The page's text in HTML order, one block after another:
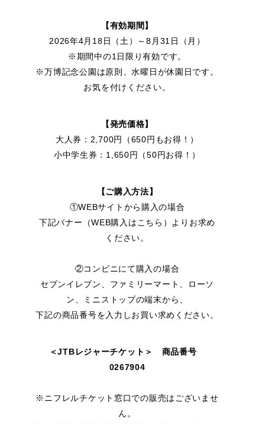
【有効期間】
2026年4月18日（土）～8月31日（月）
※期間中の1日限り有効です。
※万博記念公園は原則、水曜日が休園日です。
お気を付けください。
【発売価格】
大人券：2,700円（650円もお得！）
小中学生券：1,650円（50円お得！）
【ご購入方法】
①WEBサイトから購入の場合
下記バナー（WEB購入はこちら）よりお求め
ください。
②コンビニにて購入の場合
セブンイレブン、ファミリーマート、ローソ
ン、ミニストップの端末から、
下記の商品番号を入力しお買い求めください。
＜JTBレジャーチケット＞ 商品番号
0267904
※ニフレルチケット窓口での販売はございませ
ん。